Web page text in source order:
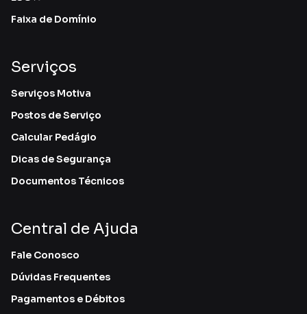
Faixa de Domínio
Serviços
Serviços Motiva
Postos de Serviço
Calcular Pedágio
Dicas de Segurança
Documentos Técnicos
Central de Ajuda
Fale Conosco
Dúvidas Frequentes
Pagamentos e Débitos